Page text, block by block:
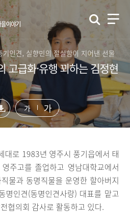
이야기
인견, 실향민의 절실함이 지어낸 선물
고급화·유행 꾀하는 김정현
가 가
대로 1983년 영주시 풍기읍에서 태
주고를 졸업하고 영남대학교에서
물과 동명직물을 운영한 할아버지
명인견(동명인견사랑) 대표를 맡고
협의회 감사로 활동하고 있다.